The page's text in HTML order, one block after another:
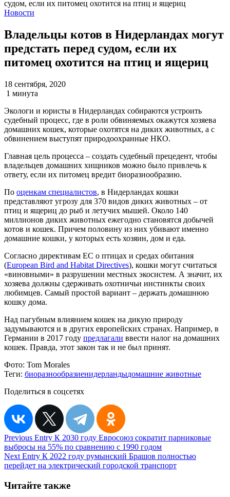
Новости
Владельцы котов в Нидерландах могут
предстать перед судом, если их
питомец охотится на птиц и ящериц
18 сентября, 2020
1 минута
Экологи и юристы в Нидерландах собираются устроить
судебный процесс, где в роли обвиняемых окажутся хозяева
домашних кошек, которые охотятся на диких животных, а с
обвинением выступят природоохранные НКО.
Главная цель процесса – создать судебный прецедент, чтобы
владельцев домашних хищников можно было привлечь к
ответу, если их питомец вредит биоразнообразию.
По оценкам специалистов, в Нидерландах кошки
представляют угрозу для 370 видов диких животных – от
птиц и ящериц до рыб и летучих мышей. Около 140
миллионов диких животных ежегодно становятся добычей
котов и кошек. Причем половину из них убивают именно
домашние кошки, у которых есть хозяин, дом и еда.
Согласно директивам ЕС о птицах и средах обитания
(European Bird and Habitat Directives), кошки могут считаться
«виновными» в разрушении местных экосистем. А значит, их
хозяева должны сдерживать охотничьи инстинкты своих
любимцев. Самый простой вариант – держать домашнюю
кошку дома.
Над пагубным влиянием кошек на дикую природу
задумываются и в других европейских странах. Например, в
Германии в 2017 году предлагали ввести налог на домашних
кошек. Правда, этот закон так и не был принят.
Фото: Tom Morales
Теги: биоразнообразиенидерландыдомашние животные
Поделиться в соцсетях
Навигация
по
записям
Previous Entry К 2030 году Евросоюз сократит парниковые
выбросы на 55% по сравнению с 1990 годом
Next Entry К 2022 году румынский Брашов полностью
перейдет на электрический городской транспорт
Читайте также